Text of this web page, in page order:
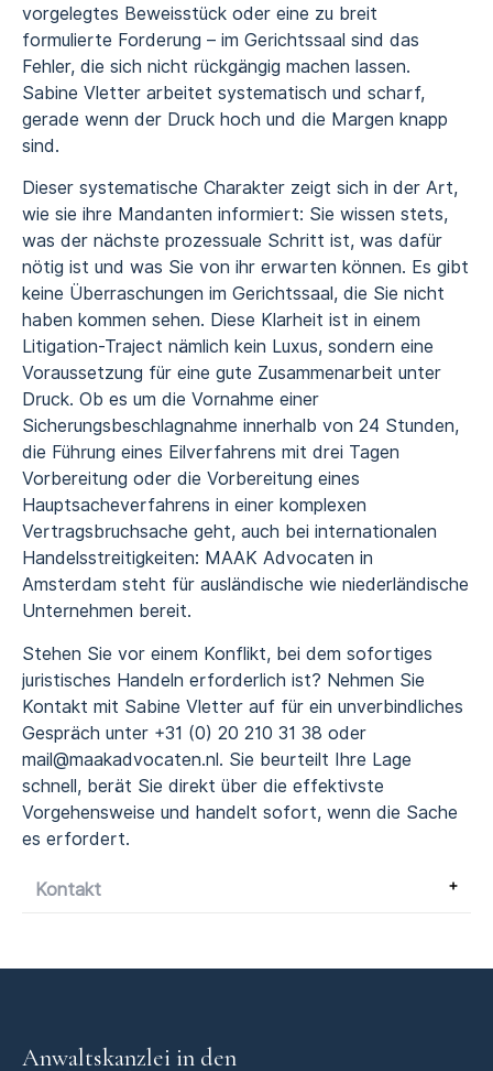
vorgelegtes Beweisstück oder eine zu breit
formulierte Forderung – im Gerichtssaal sind das
Fehler, die sich nicht rückgängig machen lassen.
Sabine Vletter arbeitet systematisch und scharf,
gerade wenn der Druck hoch und die Margen knapp
sind.
Dieser systematische Charakter zeigt sich in der Art,
wie sie ihre Mandanten informiert: Sie wissen stets,
was der nächste prozessuale Schritt ist, was dafür
nötig ist und was Sie von ihr erwarten können. Es gibt
keine Überraschungen im Gerichtssaal, die Sie nicht
haben kommen sehen. Diese Klarheit ist in einem
Litigation-Traject nämlich kein Luxus, sondern eine
Voraussetzung für eine gute Zusammenarbeit unter
Druck. Ob es um die Vornahme einer
Sicherungsbeschlagnahme innerhalb von 24 Stunden,
die Führung eines Eilverfahrens mit drei Tagen
Vorbereitung oder die Vorbereitung eines
Hauptsacheverfahrens in einer komplexen
Vertragsbruchsache geht, auch bei internationalen
Handelsstreitigkeiten: MAAK Advocaten in
Amsterdam steht für ausländische wie niederländische
Unternehmen bereit.
Stehen Sie vor einem Konflikt, bei dem sofortiges
juristisches Handeln erforderlich ist? Nehmen Sie
Kontakt mit Sabine Vletter auf für ein unverbindliches
Gespräch unter +31 (0) 20 210 31 38 oder
mail@maakadvocaten.nl. Sie beurteilt Ihre Lage
schnell, berät Sie direkt über die effektivste
Vorgehensweise und handelt sofort, wenn die Sache
es erfordert.
Kontakt
Anwaltskanzlei in den